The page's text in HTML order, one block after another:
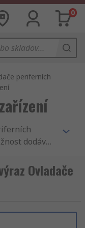
0
periferních
dodávky
není divu,
u RS. RS
na
Ovladače